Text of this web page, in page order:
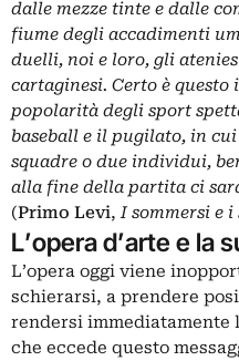
dalle mezze tinte e dalle
fiume degli accadimenti
duelli, noi e loro, gli
cartaginesi. Certo è questo
popolarità degli sport
baseball e il pugilato, in
squadre o due individui,
alla fine della partita ci
(Primo Levi,I sommersi e
L’opera d’arte e la
L’opera oggi viene
schierarsi, a prendere
rendersi
che eccede questo